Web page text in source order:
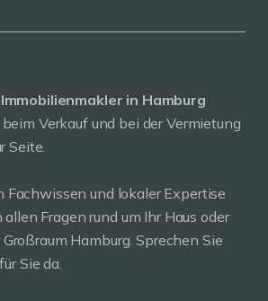
Immobilienmakler in Hamburg
Verkauf und bei der Vermietung
Seite.
Fachwissen und lokaler Expertise
Fragen rund um Ihr Haus oder
Hamburg. Sprechen Sie
Sie da.